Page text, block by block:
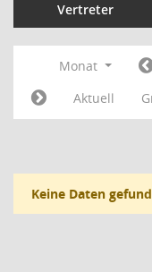
Vertreter
Monat
Aktuell
Keine Daten